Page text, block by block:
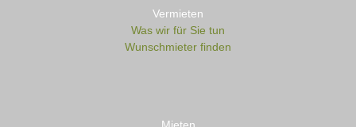
Vermieten
Was wir für Sie tun
Wunschmieter finden